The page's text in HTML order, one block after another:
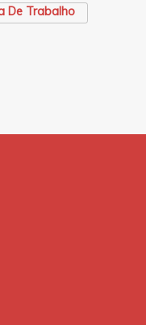
De Trabalho